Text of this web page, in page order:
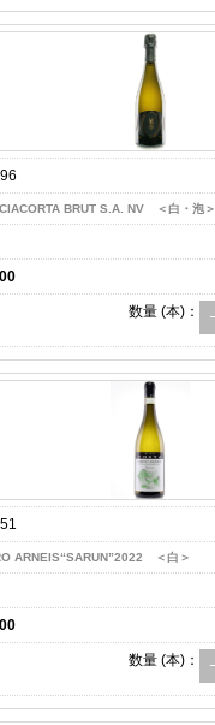
BRUT S.A. NV ＜白・泡＞
数量 (本) ：
ARNEIS“SARUN”2022 ＜白＞
数量 (本) ：